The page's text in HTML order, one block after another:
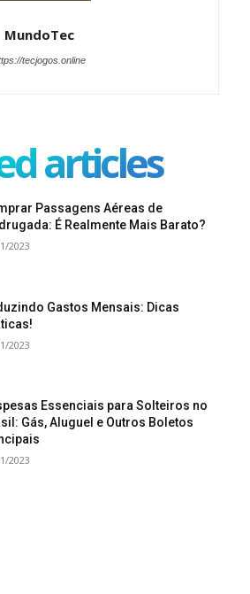
MundoTec
tecjogos.online
articles
Passagens Aéreas de
É Realmente Mais Barato?
2023
Gastos Mensais: Dicas
2023
Essenciais para Solteiros no
Gás, Aluguel e Outros Boletos
2023